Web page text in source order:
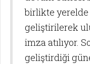
birlikte
geliştirilerek
imza atılıyor.
geliştirdiği